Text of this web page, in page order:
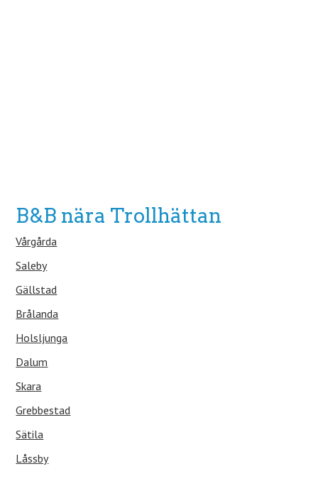
B&B nära Trollhättan
Vårgårda
Saleby
Gällstad
Brålanda
Holsljunga
Dalum
Skara
Grebbestad
Sätila
Låssby